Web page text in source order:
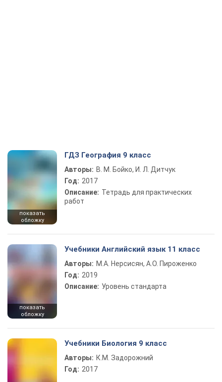
показать
обложку
ГДЗ География 9 класс
Авторы: В. М. Бойко, И. Л. Дитчук
Год: 2017
Описание: Тетрадь для практических
работ
показать
обложку
Учебники Английский язык 11 класс
Авторы: М.А. Нерсисян, А.О. Пироженко
Год: 2019
Описание: Уровень стандарта
Учебники Биология 9 класс
Авторы: К.М. Задорожний
Год: 2017